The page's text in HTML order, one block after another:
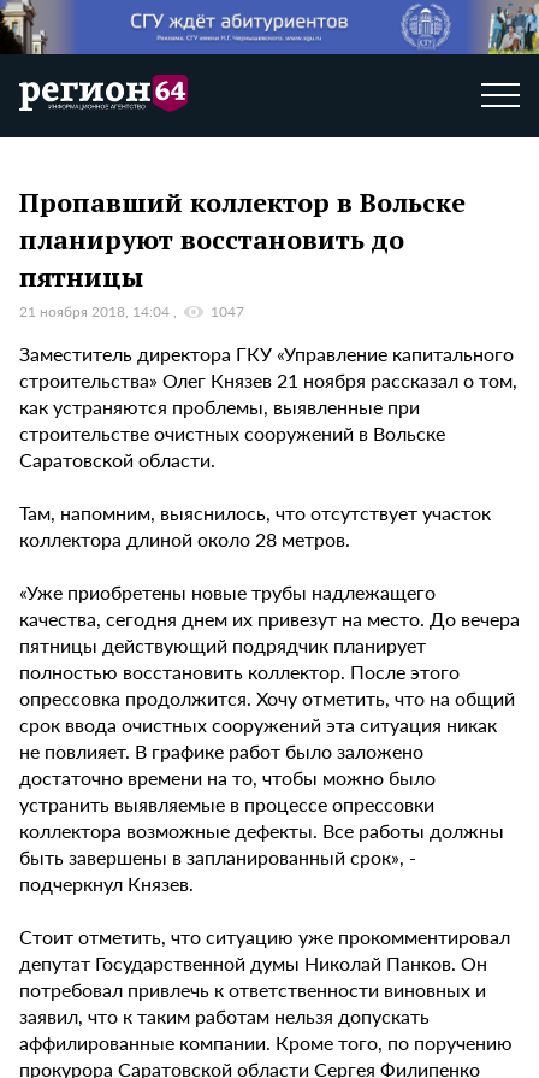
Пропавший коллектор в Вольске
планируют восстановить до
пятницы
21 ноября 2018, 14:04 1047
Заместитель директора ГКУ «Управление капитального
строительства» Олег Князев 21 ноября рассказал о том,
как устраняются проблемы, выявленные при
строительстве очистных сооружений в Вольске
Саратовской области.
Там, напомним, выяснилось, что отсутствует участок
коллектора длиной около 28 метров.
«Уже приобретены новые трубы надлежащего
качества, сегодня днем их привезут на место. До вечера
пятницы действующий подрядчик планирует
полностью восстановить коллектор. После этого
опрессовка продолжится. Хочу отметить, что на общий
срок ввода очистных сооружений эта ситуация никак
не повлияет. В графике работ было заложено
достаточно времени на то, чтобы можно было
устранить выявляемые в процессе опрессовки
коллектора возможные дефекты. Все работы должны
быть завершены в запланированный срок», -
подчеркнул Князев.
Стоит отметить, что ситуацию уже прокомментировал
депутат Государственной думы Николай Панков. Он
потребовал привлечь к ответственности виновных и
заявил, что к таким работам нельзя допускать
аффилированные компании. Кроме того, по поручению
прокурора Саратовской области Сергея Филипенко